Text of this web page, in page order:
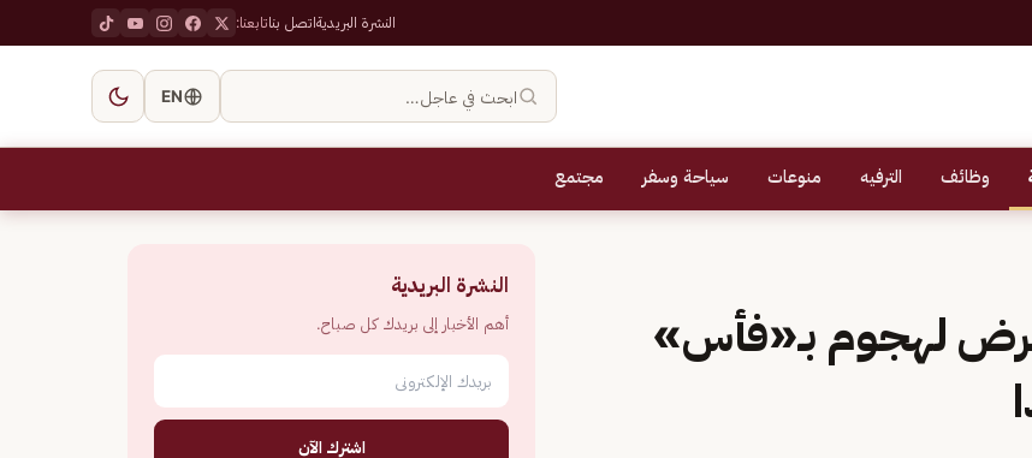
النشرة البريديةاتصل بناتابعنا:
ابحث في عاجل… EN
وظائف الترفيه منوعات سياحة وسفر مجتمع
لهجوم بـ«فأس»
النشرة البريدية
أهم الأخبار إلى بريدك كل صباح.
اشترك الآن